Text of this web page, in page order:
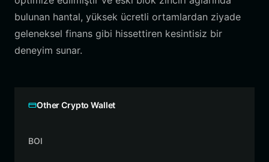
bulunan hantal, yüksek ücretli ortamlardan ziyade
geleneksel finans gibi hissettiren kesintisiz bir
deneyim sunar.
Other Crypto Wallet
BOI